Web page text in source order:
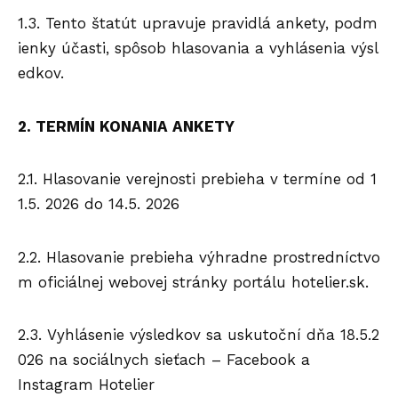
1.3. Tento štatút upravuje pravidlá ankety, podm
ienky účasti, spôsob hlasovania a vyhlásenia výsl
edkov.
2. TERMÍN KONANIA ANKETY
2.1. Hlasovanie verejnosti prebieha v termíne od 1
1.5. 2026 do 14.5. 2026
2.2. Hlasovanie prebieha výhradne prostredníctvo
m oficiálnej webovej stránky portálu hotelier.sk.
2.3. Vyhlásenie výsledkov sa uskutoční dňa 18.5.2
026 na sociálnych sieťach – Facebook a
Instagram Hotelier